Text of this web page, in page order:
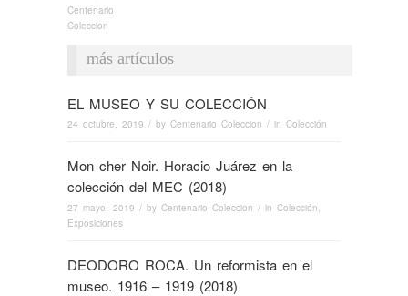
Centenario
Coleccion
más artículos
EL MUSEO Y SU COLECCIÓN
24 octubre, 2019 / by Centenario Coleccion / in Colección
Mon cher Noir. Horacio Juárez en la
colección del MEC (2018)
27 mayo, 2019 / by Centenario Coleccion / in Colección
Exposiciones
DEODORO ROCA. Un reformista en el
museo. 1916 – 1919 (2018)